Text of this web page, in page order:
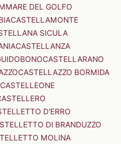
DEL GOLFO
CASTELLAMONTE
SICULA
CASTELLANZA
CASTELLARANO
CASTELLAZZO BORMIDA
CASTELLEONE
D'ERRO
DI BRANDUZZO
MOLINA